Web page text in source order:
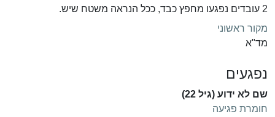
2 עובדים נפגעו מחפץ כבד, ככל הנראה משטח שיש.
מקור ראשוני
מד"א
נפגעים
שם לא ידוע (גיל 22)
חומרת פגיעה